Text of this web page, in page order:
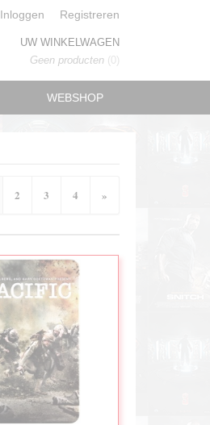
Inloggen Registreren
UW WINKELWAGEN
Geen producten (0)
WEBSHOP
2 3 4 »